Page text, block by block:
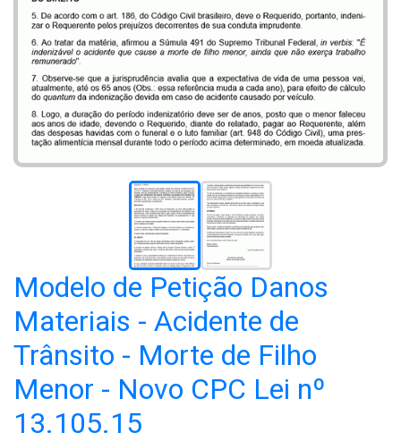
Modelo de Petição Danos
Materiais - Acidente de
Trânsito - Morte de Filho
Menor - Novo CPC Lei nº
13.105.15